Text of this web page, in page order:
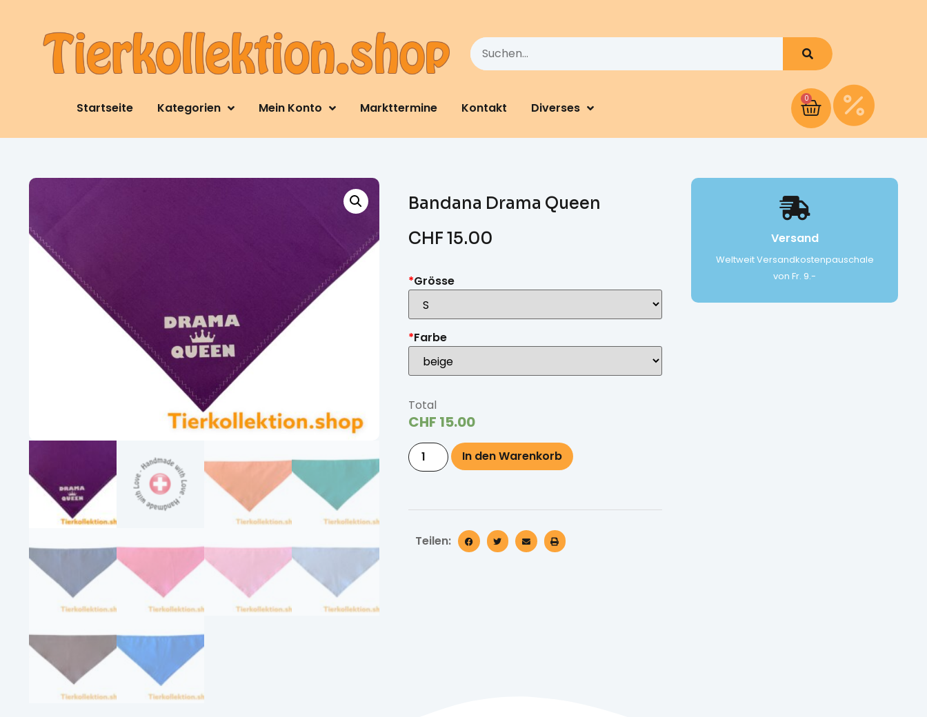
Startseite Kategorien Mein Konto Markttermine Kontakt Diverses
0
Bandana Drama Queen
CHF 15.00
*Grösse
*Farbe
Total
CHF 15.00
In den Warenkorb
Teilen:
Versand
Weltweit Versandkostenpauschale
von Fr. 9.-